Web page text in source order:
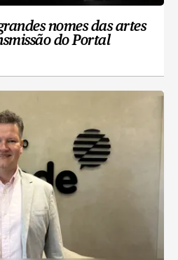
nomes das artes
do Portal